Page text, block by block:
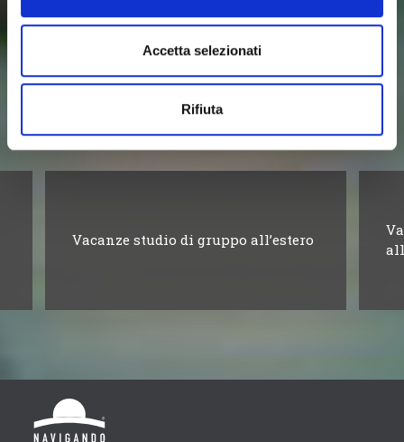
Accetta selezionati
Rifiuta
Scopri nuove avventure!
Esplora le altre destinazioni di Navigando e scopri quella
più interessante per te!
Vacanze studio di gruppo all’estero